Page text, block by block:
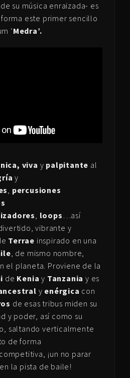
su música enraizada- es
este primer sencillo
‘Medra’.
viva y palpitante al
y
percusiones
loops …así
divertido, vibrante y
Terrae inspirado en una
, de mismo nombre,
el planeta. Proviene de la
de Kenia y Tanzania y es
y enérgica con
de esas tribus miden su
y poder, así como su
saltando verticalmente
de forma
¡un no parar
la pista de baile!